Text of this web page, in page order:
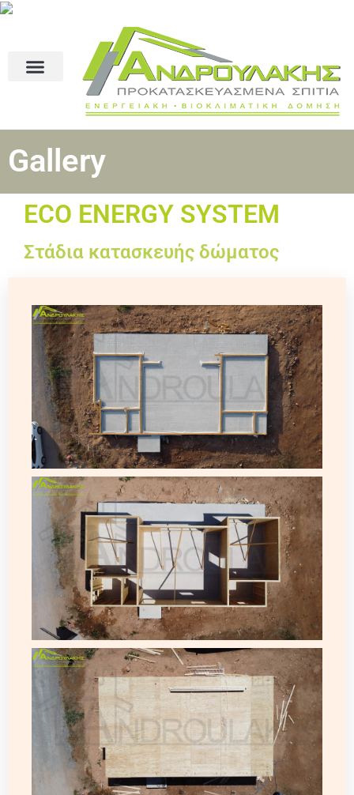
Gallery
ECO ENERGY SYSTEM
Στάδια κατασκευής δώματος